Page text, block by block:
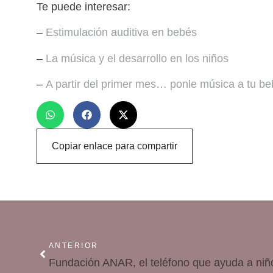
Te puede interesar:
– Estimulación auditiva en bebés
– La música y el desarrollo en los niños
– A partir del primer mes… ponle música a tu
Copiar enlace para compartir
ANTERIOR
Fundación ANAR, el teléfono que ayuda a